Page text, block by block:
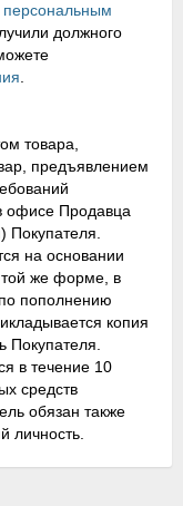
должного
товара,
предъявлением
офисе Продавца
Покупателя.
на основании
той же форме, в
пополнению
копия
Покупателя.
в течение 10
средств
обязан также
личность.